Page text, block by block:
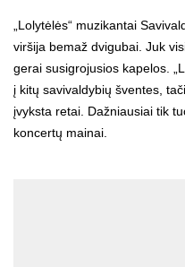
„Lolytėlės“ muzikantai
viršija bemaž dvigubai. Juk
gerai susigrojusios kapelos.
į kitų savivaldybių šventes,
įvyksta retai. Dažniausiai tik
koncertų mainai.